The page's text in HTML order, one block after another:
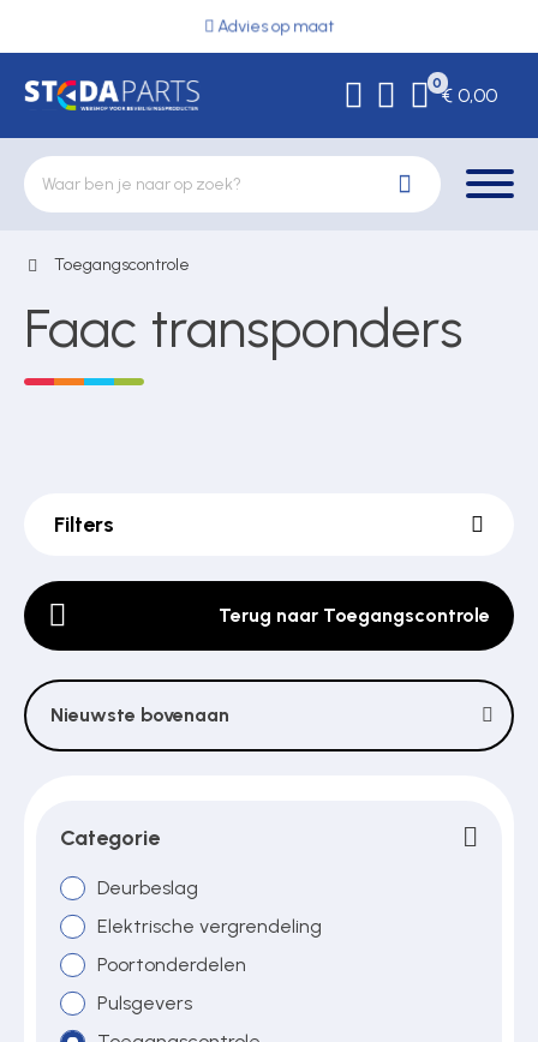
Advies op maat
0
€ 0,00
Deurbeslag
Kluizen
Poortonderdelen
Pulsgevers
Toegangscontrole
Toegangsverlening
Toegangscontrole
Faac transponders
Filters
Terug naar Toegangscontrole
Nieuwste bovenaan
Categorie
Deurbeslag
Elektrische vergrendeling
Poortonderdelen
Pulsgevers